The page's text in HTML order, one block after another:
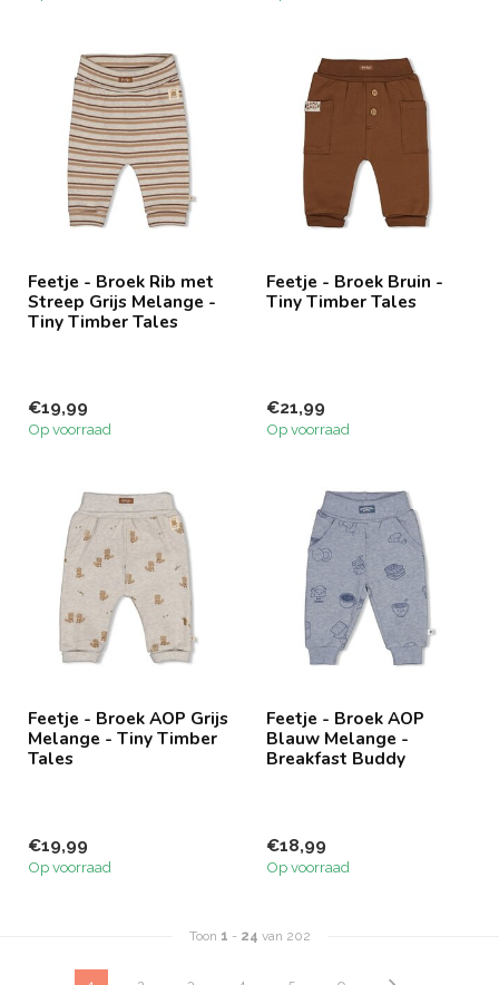
Feetje - Broek Rib met
Streep Grijs Melange -
Tiny Timber Tales
€19,99
Op voorraad
Feetje - Broek Bruin -
Tiny Timber Tales
€21,99
Op voorraad
Feetje - Broek AOP Grijs
Melange - Tiny Timber
Tales
€19,99
Op voorraad
Feetje - Broek AOP
Blauw Melange -
Breakfast Buddy
€18,99
Op voorraad
Toon 1 - 24 van 202